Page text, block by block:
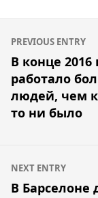
по
записям
PREVIOUS ENTRY
В конце 2016
работало
людей, чем
то ни было
NEXT ENTRY
В Барселоне